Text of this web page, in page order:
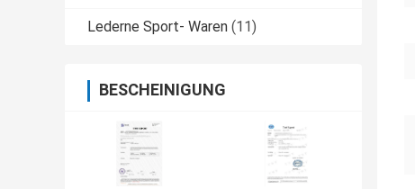
Lederne Sport- Waren (11)
BESCHEINIGUNG